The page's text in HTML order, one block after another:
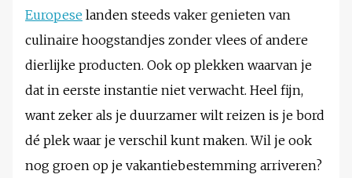
Europese landen steeds vaker genieten van
culinaire hoogstandjes zonder vlees of andere
dierlijke producten. Ook op plekken waarvan je
dat in eerste instantie niet verwacht. Heel fijn,
want zeker als je duurzamer wilt reizen is je bord
dé plek waar je verschil kunt maken. Wil je ook
nog groen op je vakantiebestemming arriveren?